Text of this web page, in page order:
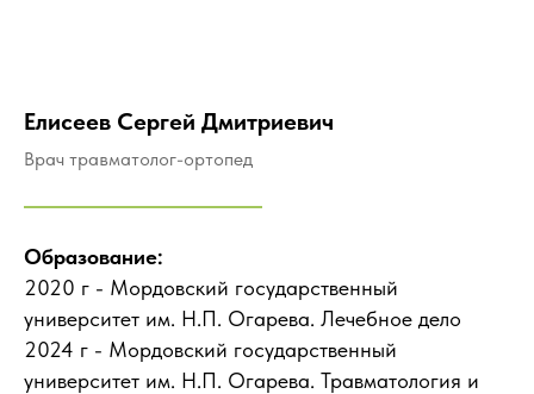
Елисеев Сергей Дмитриевич
Врач травматолог-ортопед
Образование:
2020 г - Мордовский государственный
университет им. Н.П. Огарева. Лечебное дело
2024 г - Мордовский государственный
университет им. Н.П. Огарева. Травматология и